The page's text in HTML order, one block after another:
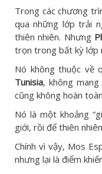
Trong các chương
qua những lớp trải
thiên nhiên. Nhưng
trọn trong bất kỳ lớp
Nó không thuộc về
Tunisia, không
cũng không hoàn
Nó là một khoảng
giới, rồi để thiên
Chính vì vậy, Mos
nhưng lại là điểm